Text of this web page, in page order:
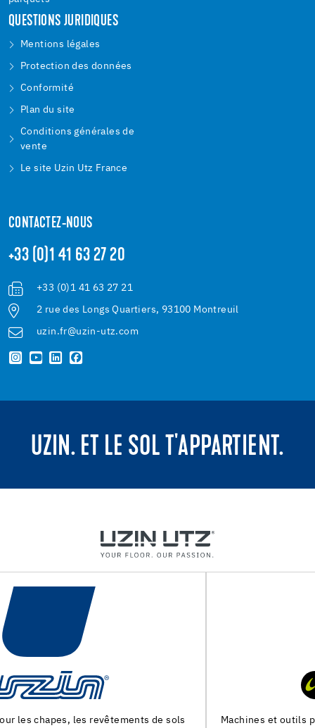
QUESTIONS JURIDIQUES
Mentions légales
Protection des données
Conformité
Plan du site
Conditions générales de
vente
Le site Uzin Utz France
CONTACTEZ-NOUS
+33 (0)1 41 63 27 20
+33 (0)1 41 63 27 21
2 rue des Longs Quartiers, 93100 Montreuil
uzin.fr@uzin-utz.com
UZIN. ET LE SOL T'APPARTIENT.
Machines et outils pour la preparation du support et la pose